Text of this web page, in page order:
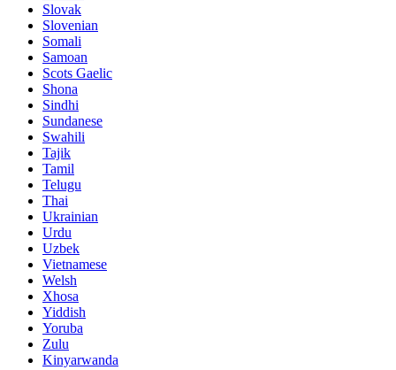
Slovak
Slovenian
Somali
Samoan
Scots Gaelic
Shona
Sindhi
Sundanese
Swahili
Tajik
Tamil
Telugu
Thai
Ukrainian
Urdu
Uzbek
Vietnamese
Welsh
Xhosa
Yiddish
Yoruba
Zulu
Kinyarwanda